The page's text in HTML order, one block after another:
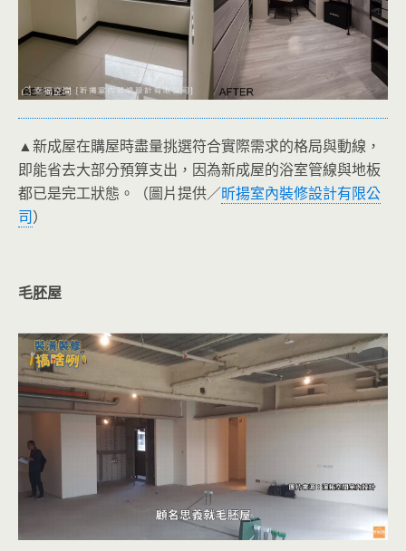
▲新成屋在購屋時盡量挑選符合實際需求的格局與動線，
即能省去大部分預算支出，因為新成屋的浴室管線與地板
都已是完工狀態。
（圖片提供／昕揚室內裝修設計有限公
司）
毛胚屋